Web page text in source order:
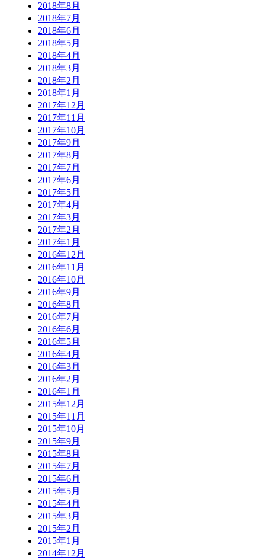
2018年8月
2018年7月
2018年6月
2018年5月
2018年4月
2018年3月
2018年2月
2018年1月
2017年12月
2017年11月
2017年10月
2017年9月
2017年8月
2017年7月
2017年6月
2017年5月
2017年4月
2017年3月
2017年2月
2017年1月
2016年12月
2016年11月
2016年10月
2016年9月
2016年8月
2016年7月
2016年6月
2016年5月
2016年4月
2016年3月
2016年2月
2016年1月
2015年12月
2015年11月
2015年10月
2015年9月
2015年8月
2015年7月
2015年6月
2015年5月
2015年4月
2015年3月
2015年2月
2015年1月
2014年12月